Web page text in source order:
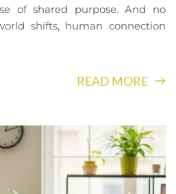
of shared purpose. And no
shifts, human connection
READ MORE